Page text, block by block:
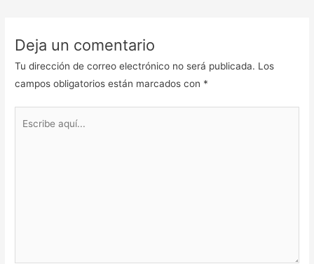
Deja un comentario
Tu dirección de correo electrónico no será publicada. Los
campos obligatorios están marcados con *